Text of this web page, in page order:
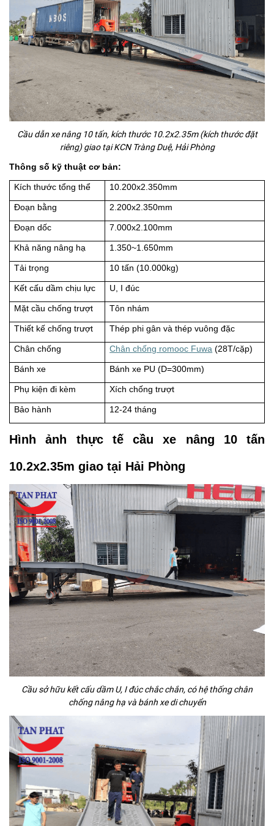
Cầu dẫn xe nâng 10 tấn, kích thước 10.2x2.35m (kích thước đặt
riêng) giao tại KCN Tràng Duệ, Hải Phòng
Thông số kỹ thuật cơ bản:
Kích thước tổng thể 10.200x2.350mm
Đoạn bằng 2.200x2.350mm
Đoạn dốc 7.000x2.100mm
Khả năng nâng hạ 1.350~1.650mm
Tải trọng 10 tấn (10.000kg)
Kết cấu dầm chịu lực U, I đúc
Mặt cầu chống trượt Tôn nhám
Thiết kế chống trượt Thép phi gân và thép vuông đặc
Chân chống Chân chống romooc Fuwa (28T/cặp)
Bánh xe Bánh xe PU (D=300mm)
Phụ kiện đi kèm Xích chống trượt
Bảo hành 12-24 tháng
Hình ảnh thực tế cầu xe nâng 10 tấn
10.2x2.35m giao tại Hải Phòng
Cầu sở hữu kết cấu dầm U, I đúc chắc chắn, có hệ thống chân
chống nâng hạ và bánh xe di chuyển